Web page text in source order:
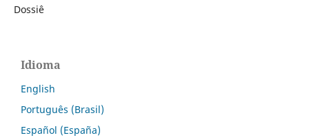
Dossiê
Idioma
English
Português (Brasil)
Español (España)